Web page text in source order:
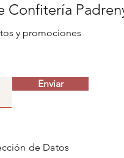
de Datos
Enviar
Confitería
y promociones